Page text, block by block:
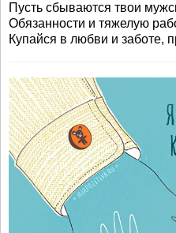
Пусть сбываются твои
Обязанности и тяжелую
Купайся в любви и заботе,